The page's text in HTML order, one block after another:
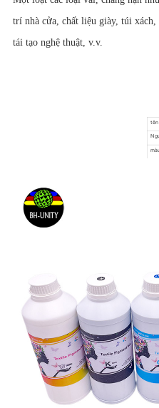
trí nhà cửa, chất liệu giày, túi
tái tạo nghệ thuật, v.v.
tên